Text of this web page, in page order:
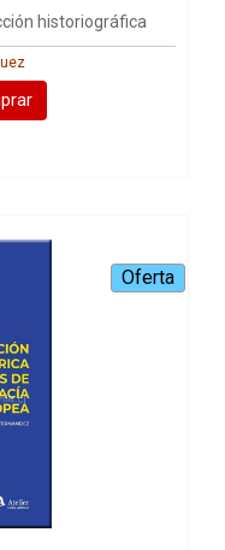
historiográfica